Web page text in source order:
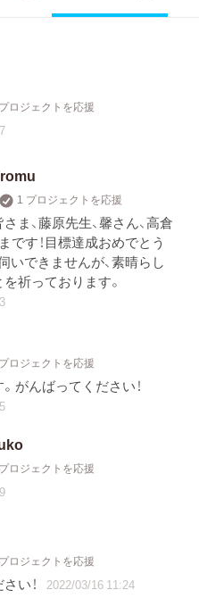
ロジェクトを応援
1 プロジェクトを応援
ま、藤原先生、馨さん、高倉
です！目標達成おめでとう
いできませんが、素晴らし
祈っております。
ロジェクトを応援
がんばってください！
ロジェクトを応援
ロジェクトを応援
い！ 2022/03/16 11:24